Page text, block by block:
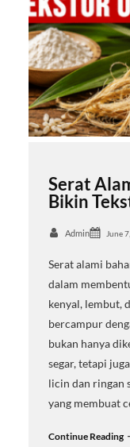
Serat
Bikin
Admin June
Serat alami
dalam
kenyal, lembut,
bercampur
bukan hanya
segar, tetapi
licin dan ringan
yang membuat
Continue Reading